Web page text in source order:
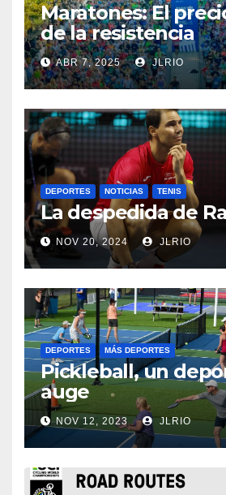
Maratones: El
de la resistencia
ABR 7, 2025 JLRIO
DEPORTES NOTICIAS TENIS
La despedida de
NOV 20, 2024 JLRIO
DEPORTES MÁS DEPORTES
Pickleball, un
auge
NOV 12, 2023 JLRIO